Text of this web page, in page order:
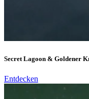
Secret Lagoon & Goldener
Entdecken